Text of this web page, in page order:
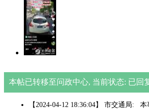
本帖已转移至问政中心, 当前状态: 已回
【2024-04-12 18:36:04】 市交通局: